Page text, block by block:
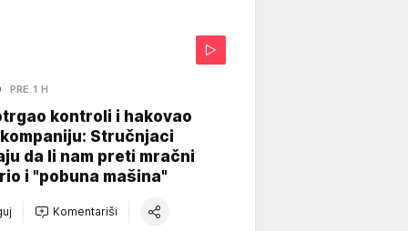
PRE 1 H
kontroli i hakovao
Stručnjaci
da li nam preti mračni
i "pobuna mašina"
Komentariši